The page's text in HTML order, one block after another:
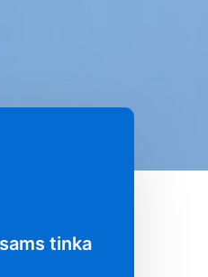
tinka